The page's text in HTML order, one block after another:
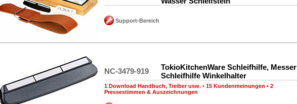
Support-Bereich
NC-3479-919
TokioKitchenWare Schleifhilfe, Messer
Schleifhilfe Winkelhalter
1 Download Handbuch, Treiber usw. • 15 Kundenmeinungen • 2
Pressestimmen & Auszeichnungen